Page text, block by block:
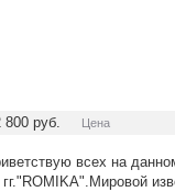
800 руб. Цена
всех на
гг."ROMIKA".Мировой